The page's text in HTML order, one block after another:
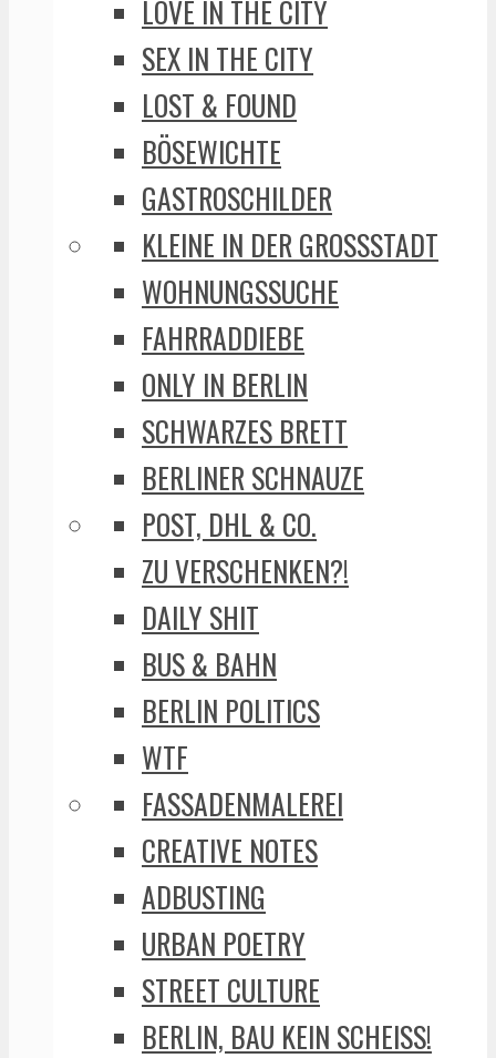
LOVE IN THE CITY
SEX IN THE CITY
LOST & FOUND
BÖSEWICHTE
GASTROSCHILDER
KLEINE IN DER GROSSSTADT
WOHNUNGSSUCHE
FAHRRADDIEBE
ONLY IN BERLIN
SCHWARZES BRETT
BERLINER SCHNAUZE
POST, DHL & CO.
ZU VERSCHENKEN?!
DAILY SHIT
BUS & BAHN
BERLIN POLITICS
WTF
FASSADENMALEREI
CREATIVE NOTES
ADBUSTING
URBAN POETRY
STREET CULTURE
BERLIN, BAU KEIN SCHEISS!